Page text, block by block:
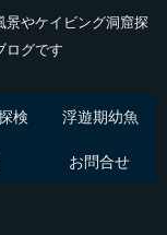
景やケイビング洞窟探
ログです
検 浮遊期幼魚
お問合せ